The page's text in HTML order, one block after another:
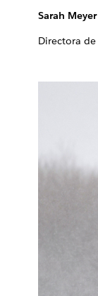
Sarah Meyer
Directora